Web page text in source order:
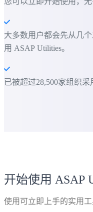
大多数用户都会先从几
用 ASAP Utilities。
已被超过28,500家组织采
开始使用 ASAP
使用可立即上手的实用工